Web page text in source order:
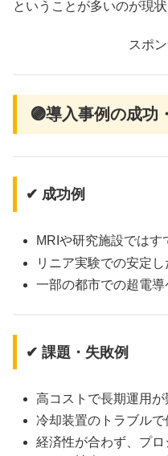
ということが多いのが現
スポ
🟣導入事例の成功
✔ 成功例
MRIや研究施設ではす
リニア実験での安定
一部の都市での超電
✔ 課題・失敗例
高コストで長期運用が
冷却装置のトラブルで
経済性が合わず、プ